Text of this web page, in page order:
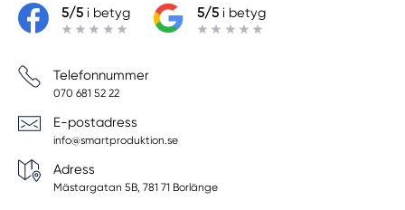
5/5i betyg 5/5i betyg
Telefonnummer
070 681 52 22
E-postadress
info@smartproduktion.se
Adress
Mästargatan 5B, 781 71 Borlänge